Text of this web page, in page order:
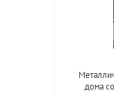
дома